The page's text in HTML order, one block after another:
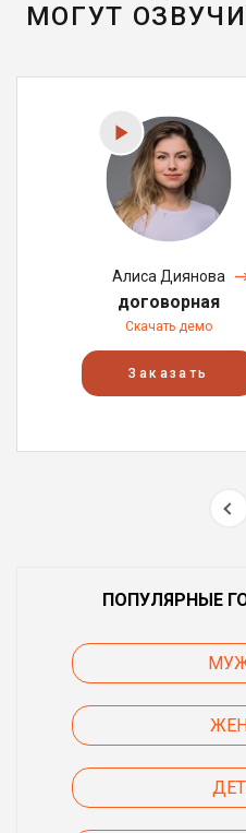
МОГУТ
Алиса Диянова
договорная
Скачать демо
Заказать
ПОПУЛЯРНЫЕ